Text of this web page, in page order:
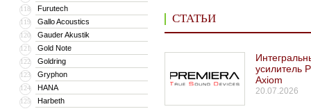
118 Furutech
119 Gallo Acoustics
120 Gauder Akustik
121 Gold Note
122 Goldring
123 Gryphon
124 HANA
125 Harbeth
СТАТЬИ
усилитель
Axiom
20.07.2026